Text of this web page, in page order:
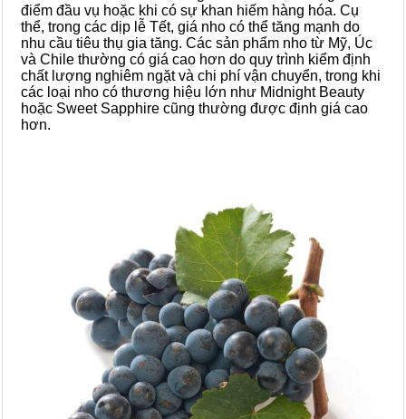
điểm đầu vụ hoặc khi có sự khan hiếm hàng hóa. Cụ
thể, trong các dịp lễ Tết, giá nho có thể tăng mạnh do
nhu cầu tiêu thụ gia tăng. Các sản phẩm nho từ Mỹ, Úc
và Chile thường có giá cao hơn do quy trình kiểm định
chất lượng nghiêm ngặt và chi phí vận chuyển, trong khi
các loại nho có thương hiệu lớn như Midnight Beauty
hoặc Sweet Sapphire cũng thường được định giá cao
hơn.